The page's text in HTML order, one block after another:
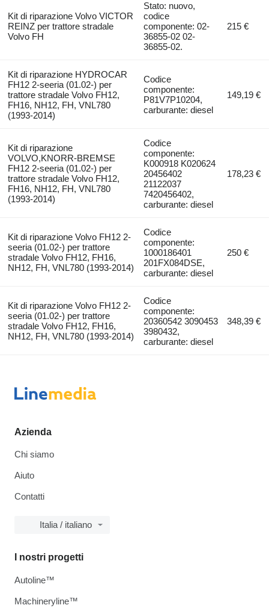
Kit di riparazione Volvo VICTOR
REINZ per trattore stradale
Volvo FH
Stato: nuovo,
codice
componente: 02-
36855-02 02-
36855-02.
215 €
Kit di riparazione HYDROCAR
FH12 2-seeria (01.02-) per
trattore stradale Volvo FH12,
FH16, NH12, FH, VNL780
(1993-2014)
Codice
componente:
P81V7P10204,
carburante: diesel
149,19 €
Kit di riparazione
VOLVO,KNORR-BREMSE
FH12 2-seeria (01.02-) per
trattore stradale Volvo FH12,
FH16, NH12, FH, VNL780
(1993-2014)
Codice
componente:
K000918 K020624
20456402
21122037
7420456402,
carburante: diesel
178,23 €
Kit di riparazione Volvo FH12 2-
seeria (01.02-) per trattore
stradale Volvo FH12, FH16,
NH12, FH, VNL780 (1993-2014)
Codice
componente:
1000186401
201FX084DSE,
carburante: diesel
250 €
Kit di riparazione Volvo FH12 2-
seeria (01.02-) per trattore
stradale Volvo FH12, FH16,
NH12, FH, VNL780 (1993-2014)
Codice
componente:
20360542 3090453
3980432,
carburante: diesel
348,39 €
Azienda
Chi siamo
Aiuto
Contatti
Italia / italiano
I nostri progetti
Autoline™
Machineryline™